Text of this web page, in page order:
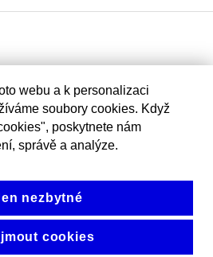
webu a k personalizaci
soubory cookies. Když
poskytnete nám
správě a analýze.
nezbytné
cookies